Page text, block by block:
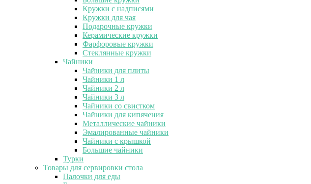
Кружки с надписями
Кружки для чая
Подарочные кружки
Керамические кружки
Фарфоровые кружки
Стеклянные кружки
Чайники
Чайники для плиты
Чайники 1 л
Чайники 2 л
Чайники 3 л
Чайники со свистком
Чайники для кипячения
Металлические чайники
Эмалированные чайники
Чайники с крышкой
Большие чайники
Турки
Товары для сервировки стола
Палочки для еды